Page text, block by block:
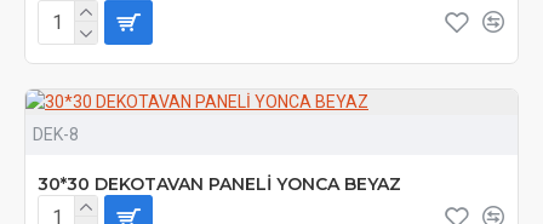
DEK-8
30*30 DEKOTAVAN PANELİ YONCA BEYAZ